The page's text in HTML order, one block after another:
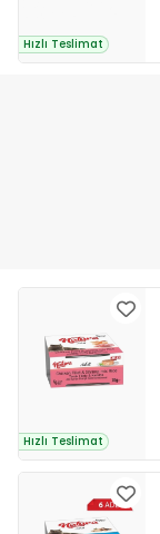
Hızlı Teslimat
Hızlı Teslimat